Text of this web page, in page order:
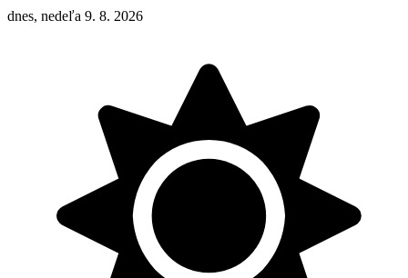
dnes, nedeľa 9. 8. 2026